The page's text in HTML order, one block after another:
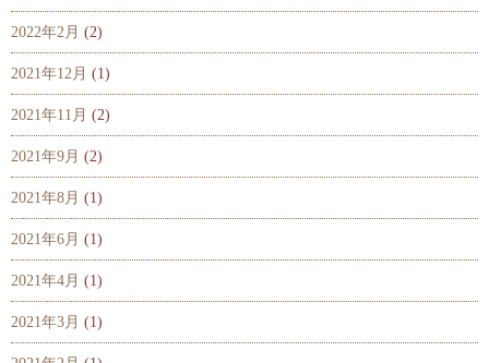
2022年2月 (2)
2021年12月 (1)
2021年11月 (2)
2021年9月 (2)
2021年8月 (1)
2021年6月 (1)
2021年4月 (1)
2021年3月 (1)